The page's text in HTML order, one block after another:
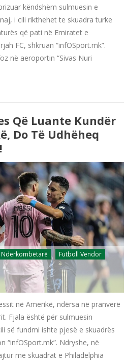
këndshëm sulmuesin e
i cili rikthehet te skuadra turke
që pati në Emiratet e
FC, shkruan “infOSport.mk”.
në aeroportin “Sivas Nuri
Që Luante Kundër
Do Të Udhëheq
Ndërkombëtarë
Futboll Vendor
në Amerikë, ndërsa në pranverë
Fjala është për sulmuesin
së fundmi ishte pjesë e skuadrës
“infOSport.mk”. Ndryshe, në
me skuadrat e Philadelphia